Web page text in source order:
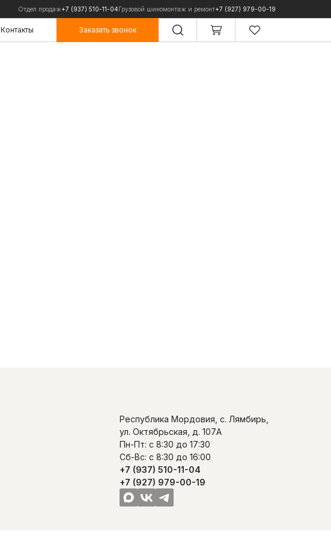
Отдел продаж+7 (937) 510-11-04Грузовой шиномонтаж и ремонт+7 (927) 979-00-19
Контакты Заказать звонок
Контакты Заказать звонок
Республика Мордовия, с. Лямбирь,
ул. Октябрьская, д. 107А
Пн-Пт: с 8:30 до 17:30
Сб-Вс: с 8:30 до 16:00
+7 (937) 510-11-04
+7 (927) 979-00-19